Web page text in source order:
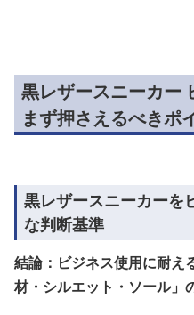
黒レザースニーカー
まず押さえるべきポ
黒レザースニーカーを
な判断基準
結論：ビジネス使用に耐え
材・シルエット・ソール」